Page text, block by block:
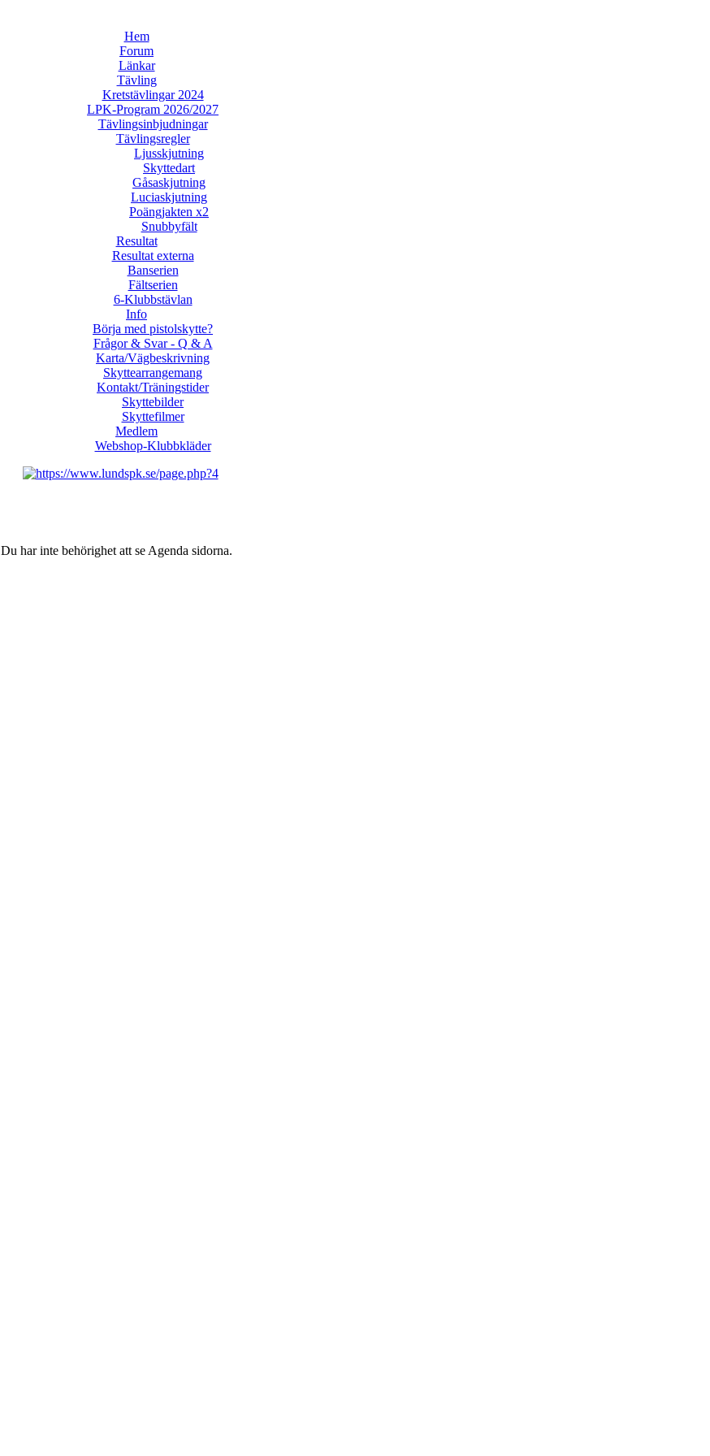
Hem
Forum
Länkar
Tävling
Kretstävlingar 2024
LPK-Program 2026/2027
Tävlingsinbjudningar
Tävlingsregler
Ljusskjutning
Skyttedart
Gåsaskjutning
Luciaskjutning
Poängjakten x2
Snubbyfält
Resultat
Resultat externa
Banserien
Fältserien
6-Klubbstävlan
Info
Börja med pistolskytte?
Frågor & Svar - Q & A
Karta/Vägbeskrivning
Skyttearrangemang
Kontakt/Träningstider
Skyttebilder
Skyttefilmer
Medlem
Webshop-Klubbkläder
Du har inte behörighet att se Agenda sidorna.